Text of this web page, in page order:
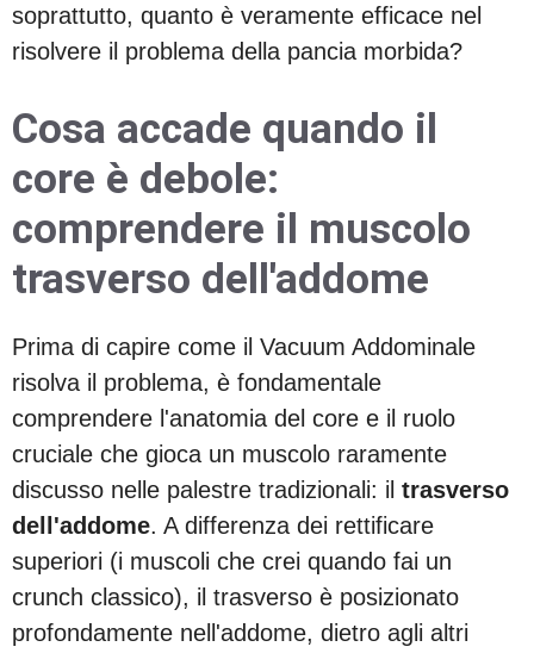
soprattutto, quanto è veramente efficace nel
risolvere il problema della pancia morbida?
Cosa accade quando il
core è debole:
comprendere il muscolo
trasverso dell'addome
Prima di capire come il Vacuum Addominale
risolva il problema, è fondamentale
comprendere l'anatomia del core e il ruolo
cruciale che gioca un muscolo raramente
discusso nelle palestre tradizionali: il trasverso
dell'addome. A differenza dei rettificare
superiori (i muscoli che crei quando fai un
crunch classico), il trasverso è posizionato
profondamente nell'addome, dietro agli altri